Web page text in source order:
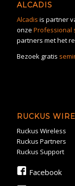
ALCADIS
Alcadis is partner
onze Professional
partners met het
Bezoek gratis
RUCKUS
Ruckus Wireless
Ruckus Partners
Ruckus Support
Facebook